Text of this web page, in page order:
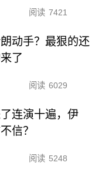
阅读 7421
动手？最狠的还
了
阅读 6029
连演十遍，伊
信？
阅读 5248